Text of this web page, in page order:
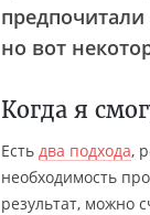
но вот
Когда я
Есть два подхода,
необходимость
результат, можно